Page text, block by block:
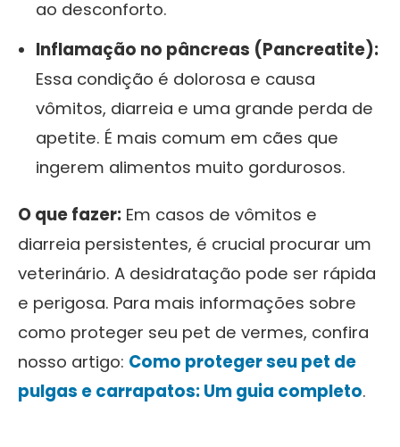
ao desconforto.
Inflamação no pâncreas (Pancreatite):
Essa condição é dolorosa e causa
vômitos, diarreia e uma grande perda de
apetite. É mais comum em cães que
ingerem alimentos muito gordurosos.
O que fazer: Em casos de vômitos e
diarreia persistentes, é crucial procurar um
veterinário. A desidratação pode ser rápida
e perigosa. Para mais informações sobre
como proteger seu pet de vermes, confira
nosso artigo: Como proteger seu pet de
pulgas e carrapatos: Um guia completo.